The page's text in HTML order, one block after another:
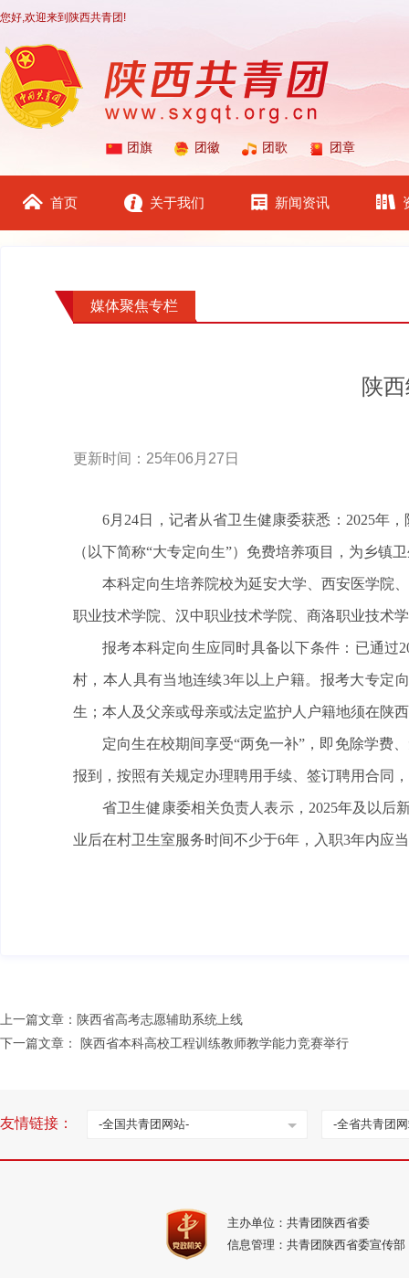
您好,欢迎来到陕西共青团!
团旗 团徽 团歌 团章
首页 关于我们 新闻资讯
媒体聚焦专栏
陕
更新时间：25年06月27日
6月24日，记者从省卫生健康委获悉：2025年
（以下简称“大专定向生”）免费培养项目‌，为乡镇
本科定向生培养院校为延安大学、西安医学院
职业技术学院、汉中职业技术学院、商洛职业技术
报考本科定向生应同时具备以下条件：已通过
村，本人具有当地连续3年以上户籍。报考大专定
生；本人及父亲或母亲或法定监护人户籍地须在陕
定向生在校期间享受“两免一补”‌，即‌免除学费‌
报到，按照有关规定办理聘用手续、签订聘用合同
省卫生健康委相关负责人表示，2025年及以后
业后在村卫生室服务时间不少于6年，入职3年内应
上一篇文章： 陕西省高考志愿辅助系统上线
下一篇文章：
陕西省本科高校工程训练教师教学能力竞赛举行
友情链接： -全国共青团网站- -全省共青团
主办单位：共青团陕西省委
信息管理：共青团陕西省委宣传部